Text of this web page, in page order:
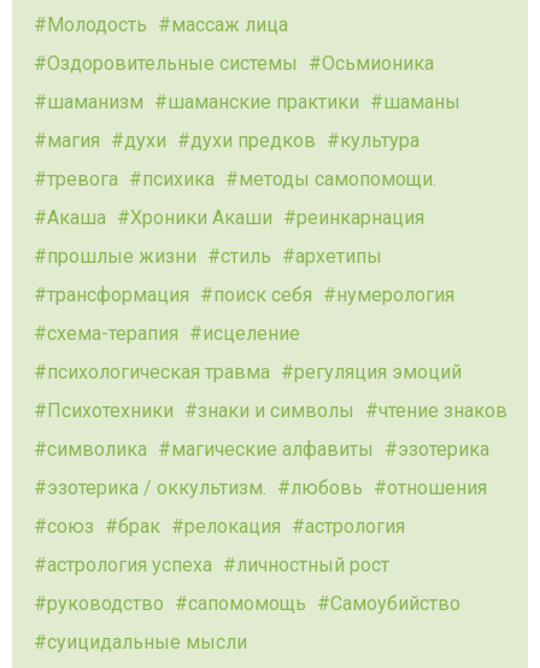
Молодость
массаж лица
Оздоровительные системы
Осьмионика
шаманизм
шаманские практики
шаманы
магия
духи духи предков
культура
тревога
психика
методы самопомощи.
Акаша
Хроники Акаши
реинкарнация
прошлые жизни
стиль
архетипы
трансформация
поиск себя
нумерология
схема-терапия
исцеление
психологическая травма
регуляция эмоций
Психотехники
знаки и символы
чтение знаков
символика
магические алфавиты
эзотерика
эзотерика / оккультизм.
любовь
отношения
союз
брак релокация
астрология
астрология успеха
личностный рост
руководство
сапомомощь
Самоубийство
суицидальные мысли